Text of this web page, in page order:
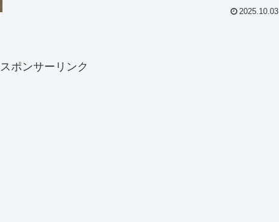
2025.10.03
スポンサーリンク